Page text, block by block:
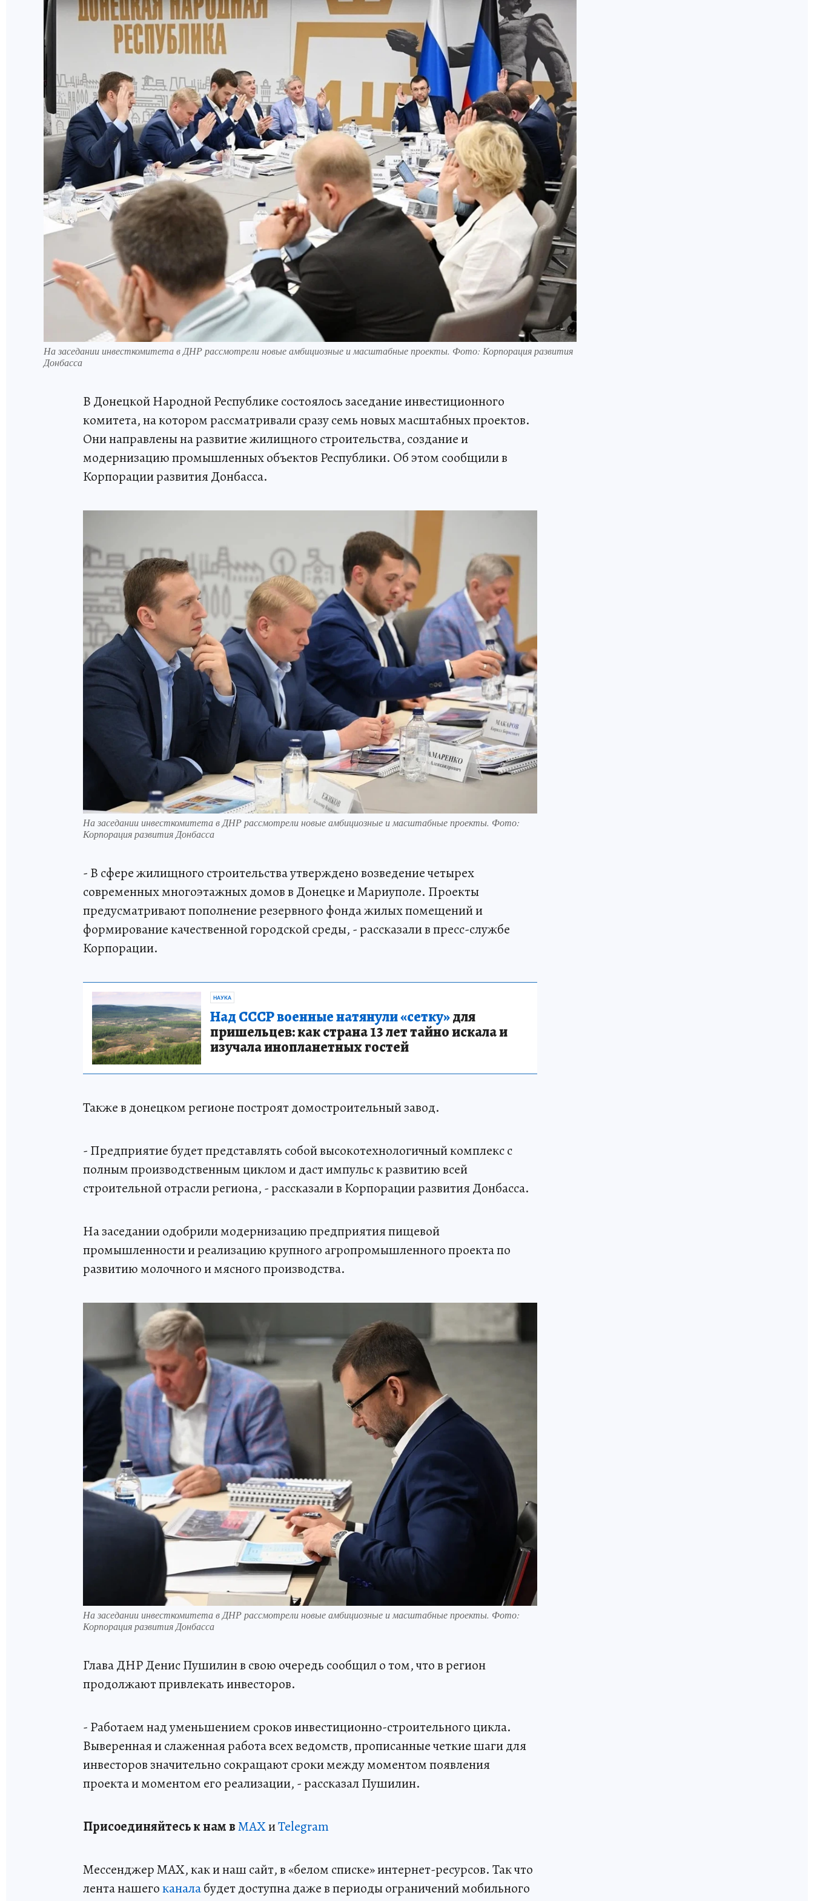
На заседании инвесткомитета в ДНР рассмотрели новые амбициозные и масштабные проекты. Фото: Корпорация развития
Донбасса
В Донецкой Народной Республике состоялось заседание инвестиционного
комитета, на котором рассматривали сразу семь новых масштабных проектов.
Они направлены на развитие жилищного строительства, создание и
модернизацию промышленных объектов Республики. Об этом сообщили в
Корпорации развития Донбасса.
На заседании инвесткомитета в ДНР рассмотрели новые амбициозные и масштабные проекты. Фото:
Корпорация развития Донбасса
- В сфере жилищного строительства утверждено возведение четырех
современных многоэтажных домов в Донецке и Мариуполе. Проекты
предусматривают пополнение резервного фонда жилых помещений и
формирование качественной городской среды, - рассказали в пресс-службе
Корпорации.
НАУКА
Над СССР военные натянули «сетку»для
пришельцев: как страна 13 лет тайно искала и
изучала инопланетных гостей
Также в донецком регионе построят домостроительный завод.
- Предприятие будет представлять собой высокотехнологичный комплекс с
полным производственным циклом и даст импульс к развитию всей
строительной отрасли региона, - рассказали в Корпорации развития Донбасса.
На заседании одобрили модернизацию предприятия пищевой
промышленности и реализацию крупного агропромышленного проекта по
развитию молочного и мясного производства.
На заседании инвесткомитета в ДНР рассмотрели новые амбициозные и масштабные проекты. Фото:
Корпорация развития Донбасса
Глава ДНР Денис Пушилин в свою очередь сообщил о том, что в регион
продолжают привлекать инвесторов.
- Работаем над уменьшением сроков инвестиционно-строительного цикла.
Выверенная и слаженная работа всех ведомств, прописанные четкие шаги для
инвесторов значительно сокращают сроки между моментом появления
проекта и моментом его реализации, - рассказал Пушилин.
Присоединяйтесь к нам вMAXиTelegram
Мессенджер MAX, как и наш сайт, в «белом списке» интернет-ресурсов. Так что
лента нашегоканалабудет доступна даже в периоды ограничений мобильного